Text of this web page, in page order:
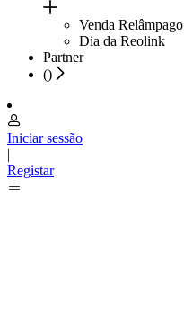
Venda Relâmpago
Dia da Reolink
Partner
()
Iniciar sessão
|
Registar